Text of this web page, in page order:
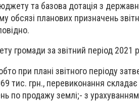
та базова дотація з
планових призначень
громади за звітний період 2021
при плані звітного періоду
тис. грн., перевиконання
по продажу землі;- з